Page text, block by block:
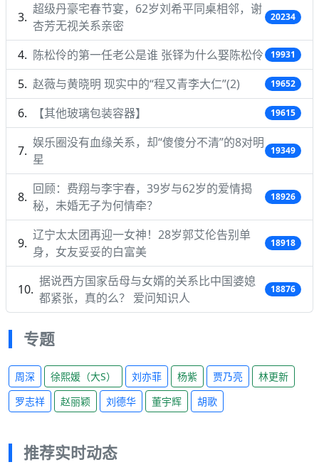
超级丹豪宅春节宴，62岁刘希平同桌相邻，谢
杏芳无视关系亲密
20234
陈松伶的第一任老公是谁 张铎为什么娶陈松伶 19931
赵薇与黄晓明 现实中的“程又青李大仁”(2) 19652
【其他玻璃包装容器】 19615
娱乐圈没有血缘关系，却“傻傻分不清”的8对明
星
19349
回顾：费翔与李宇春，39岁与62岁的爱情揭
秘，未婚无子为何情牵？
18926
辽宁太太团再迎一女神！28岁郭艾伦告别单
身，女友妥妥的白富美
18918
据说西方国家岳母与女婿的关系比中国婆媳
都紧张，真的么？ 爱问知识人
18876
专题
周深 徐熙媛（大S） 刘亦菲 杨紫 贾乃亮
林更新
罗志祥
赵丽颖 刘德华 董宇辉 胡歌
推荐实时动态